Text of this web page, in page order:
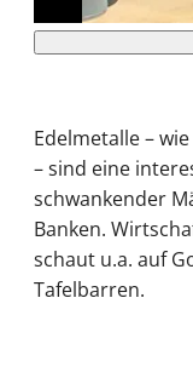
Edelmetalle –
– sind eine
schwankender
Banken.
schaut u.a. auf
Tafelbarren.